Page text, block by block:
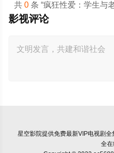
共0 条 “疯狂性爱：学生与
影视评论
星空影院提供免费最新VIP电视剧
全